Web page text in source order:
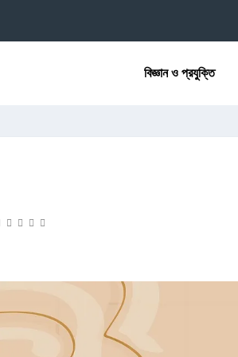
বিজ্ঞান ও প্রযুক্তি